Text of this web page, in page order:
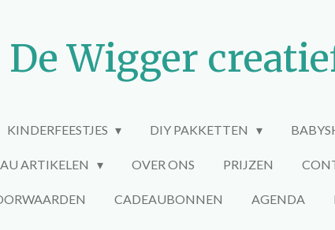
De Wigger
KINDERFEESTJES DIY PAKKETTEN
ARTIKELEN OVER ONS PRIJZEN
CADEAUBONNEN AGENDA